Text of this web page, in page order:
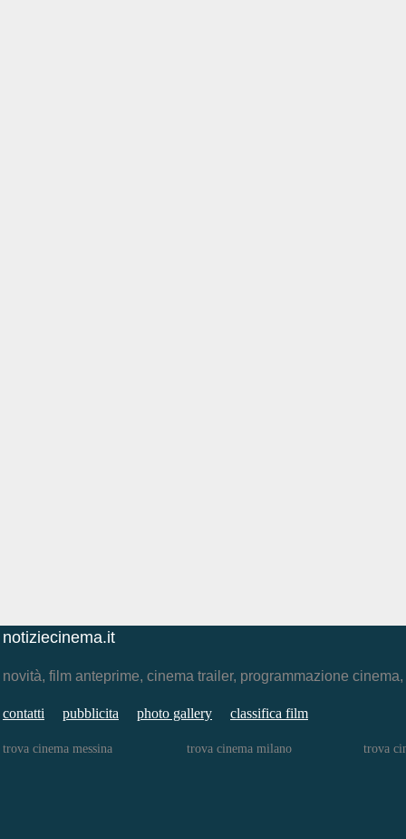
notiziecinema.it
novità, film anteprime, cinema trailer, programmazione
contatti pubblicita photo gallery classifica film
trova cinema messina trova cinema milano trova